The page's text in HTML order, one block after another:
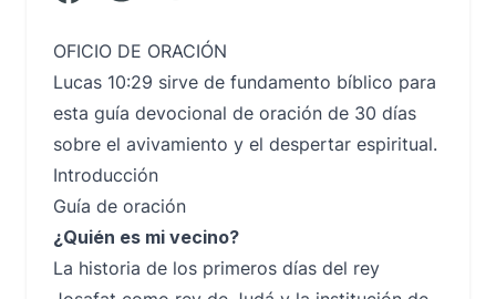
OFICIO DE ORACIÓN
Lucas 10:29 sirve de fundamento bíblico para
esta guía devocional de oración de 30 días
sobre el avivamiento y el despertar espiritual.
Introducción
Guía de oración
¿Quién es mi vecino?
La historia de los primeros días del rey